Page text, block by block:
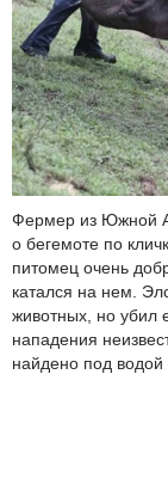
Фермер из Южной
о бегемоте по
питомец очень
катался на нем.
животных, но
нападения
найдено под водой